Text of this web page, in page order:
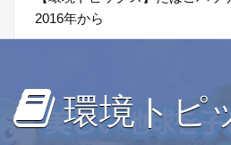
2016年から
環境トピ